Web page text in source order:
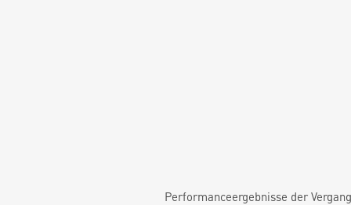
Performanceergebnisse der